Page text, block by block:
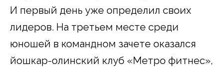
И первый день уже определил своих
лидеров. На третьем месте среди
юношей в командном зачете оказался
йошкар-олинский клуб «Метро фитнес»,